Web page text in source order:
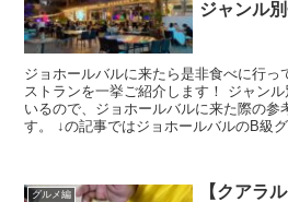
ジャンル
ジョホールバルに来たら是非食べに行っ
ストランを一挙ご紹介します！ ジャン
いるので、ジョホールバルに来た際の参
す。 ↓の記事ではジョホールバルのB級グ
グルメ編
【クアラ